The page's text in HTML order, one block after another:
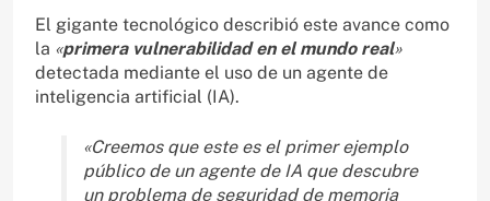
El gigante tecnológico describió este avance como
la «primera vulnerabilidad en el mundo real»
detectada mediante el uso de un agente de
inteligencia artificial (IA).
«Creemos que este es el primer ejemplo
público de un agente de IA que descubre
un problema de seguridad de memoria